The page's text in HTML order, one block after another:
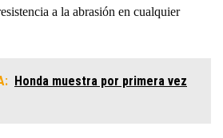
a la abrasión en cualquier
Honda muestra por primera vez